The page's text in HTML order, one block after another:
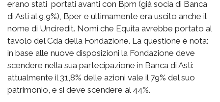
erano stati portati avanti con Bpm (già socia di Banca
di Asti al 9,9%), Bper e ultimamente era uscito anche il
nome di Unciredit. Nomi che Equita avrebbe portato al
tavolo del Cda della Fondazione. La questione è nota:
in base alle nuove disposizioni la Fondazione deve
scendere nella sua partecipazione in Banca di Asti:
attualmente il 31,8% delle azioni vale il 79% del suo
patrimonio, e si deve scendere al 44%.